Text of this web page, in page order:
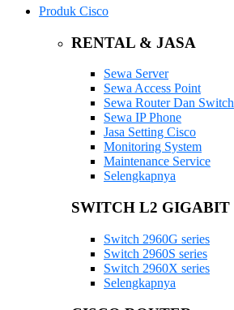
Produk Cisco
RENTAL & JASA
Sewa Server
Sewa Access Point
Sewa Router Dan Switch
Sewa IP Phone
Jasa Setting Cisco
Monitoring System
Maintenance Service
Selengkapnya
SWITCH L2 GIGABIT
Switch 2960G series
Switch 2960S series
Switch 2960X series
Selengkapnya